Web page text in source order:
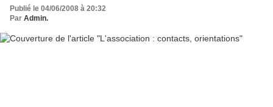
Publié le 04/06/2008 à 20:32
Par Admin.